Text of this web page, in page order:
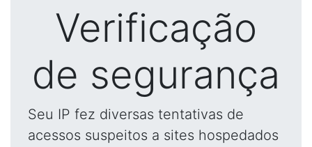
Verificação
de segurança
Seu IP fez diversas tentativas de
acessos suspeitos a sites hospedados